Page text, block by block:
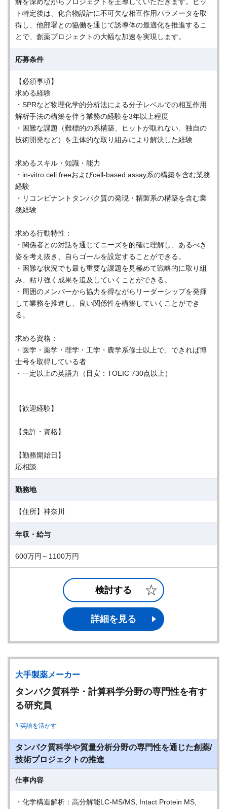
ト特定後は、化合物設計に不可欠な相互作用パラメータを取
得し、他部署との協働を通じて誘導体の最適化を推進するこ
とで、創薬プロジェクトの大幅な加速を実現します。
応募条件
【必須事項】
求める経験
・SPRなど物理化学的分析法による分子レベルでの相互作用
解析手法の構築を伴う業務の経験を3年以上程度
・困難な課題（難標的の系構築、ヒットが取れない、独自の
技術開発など）を主体的な取り組みにより解決した経験
求めるスキル・知識・能力
・in-vitro cell freeおよびcell-based assay系の構築を含む業務
経験
・リコンビナントタンパク質の発現・精製系の構築を含む業
務経験
求める行動特性：
・関係者との対話を通じてニーズを的確に理解し、あるべき
姿を考え抜き、自らゴールを設定することができる。
・困難な状況でも最も重要な課題を見極めて戦略的に取り組
み、粘り強く成果を追及していくことができる。
・周囲のメンバーから協力を得ながらリーダーシップを発揮
して業務を推進し、良い関係性を構築していくことができ
る。
求める資格：
・医学・薬学・理学・工学・農学系修士以上で、できれば博
士号を取得している者
・一定以上の英語力（目安：TOEIC 730点以上）
【歓迎経験】
【免許・資格】
【勤務開始日】
応相談
勤務地
【住所】神奈川
年収・給与
600万円～1100万円
検討する
詳細を見る
大手製薬メーカー
タンパク質科学・計算科学分野の専門性を有す
る研究員
英語を活かす
タンパク質科学や質量分析分野の専門性を通じた創薬/
技術プロジェクトの推進
仕事内容
・化学構造解析：高分解能LC-MS/MS, Intact Protein MS,